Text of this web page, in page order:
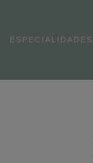
ESPECIALIDADES